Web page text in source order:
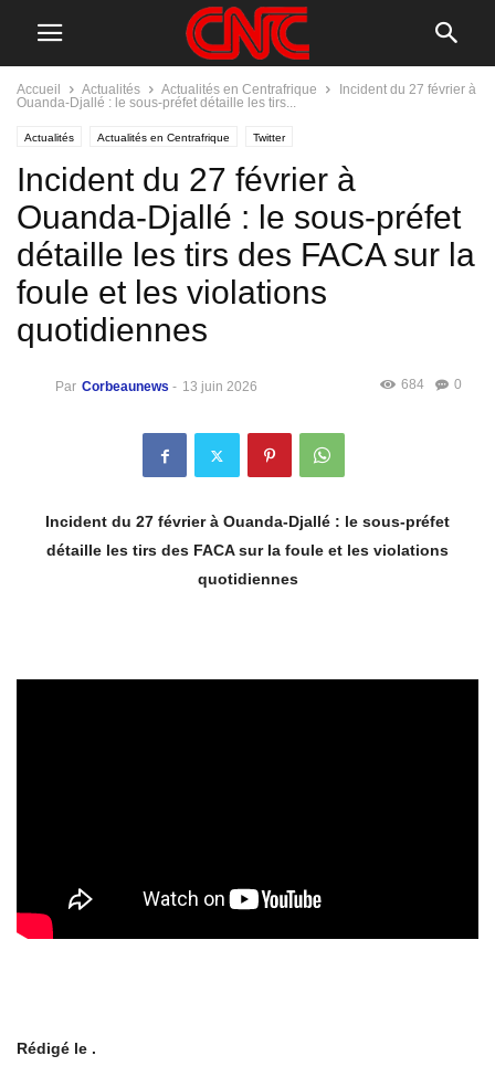
Accueil Actualités Actualités en Centrafrique
Incident du 27 février à
Ouanda-Djallé : le sous-préfet détaille les tirs...
Actualités Actualités en Centrafrique Twitter
Incident du 27 février à
Ouanda-Djallé : le sous-préfet
détaille les tirs des FACA sur la
foule et les violations
quotidiennes
Par Corbeaunews - 13 juin 2026 0
684
Incident du 27 février à Ouanda-Djallé : le sous-préfet
détaille les tirs des FACA sur la foule et les violations
quotidiennes
Rédigé le .